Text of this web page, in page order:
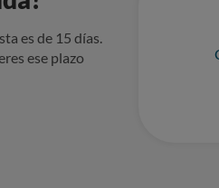
es de 15 días.
ese plazo